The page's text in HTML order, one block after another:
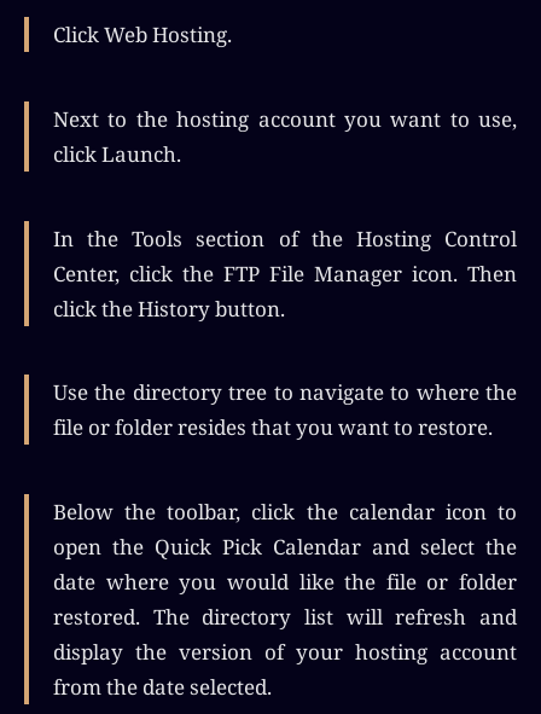
Click Web Hosting.
Next to the hosting account you want to use,
click Launch.
In the Tools section of the Hosting Control
Center, click the FTP File Manager icon. Then
click the History button.
Use the directory tree to navigate to where the
file or folder resides that you want to restore.
Below the toolbar, click the calendar icon to
open the Quick Pick Calendar and select the
date where you would like the file or folder
restored. The directory list will refresh and
display the version of your hosting account
from the date selected.